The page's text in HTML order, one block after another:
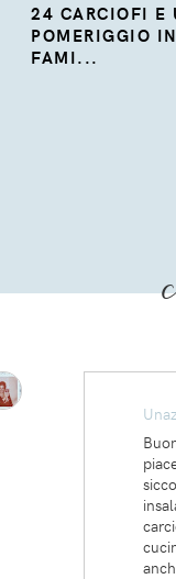
24 CARCIOFI E
POMERIGGIO IN
FAMI...